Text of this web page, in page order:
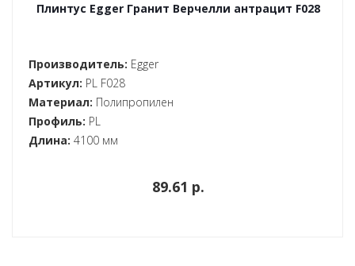
Плинтус Egger Гранит Верчелли антрацит F028
Производитель: Egger
Артикул: PL F028
Материал: Полипропилен
Профиль: PL
Длина: 4100 мм
89.61 p.